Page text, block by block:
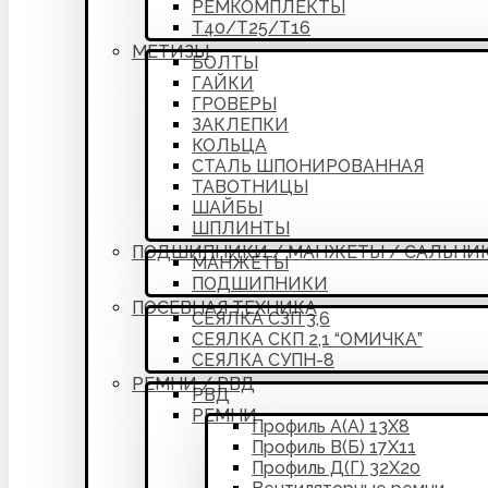
РЕМКОМПЛЕКТЫ
Т40/Т25/Т16
МЕТИЗЫ
БОЛТЫ
ГАЙКИ
ГРОВЕРЫ
ЗАКЛЕПКИ
КОЛЬЦА
СТАЛЬ ШПОНИРОВАННАЯ
ТАВОТНИЦЫ
ШАЙБЫ
ШПЛИНТЫ
ПОДШИПНИКИ / МАНЖЕТЫ /
МАНЖЕТЫ
ПОДШИПНИКИ
ПОСЕВНАЯ ТЕХНИКА
СЕЯЛКА СЗП 3,6
СЕЯЛКА СКП 2,1 “ОМИЧКА”
СЕЯЛКА СУПН-8
РЕМНИ / РВД
РВД
РЕМНИ
Профиль А(А) 13Х8
Профиль В(Б) 17Х11
Профиль Д(Г) 32Х20